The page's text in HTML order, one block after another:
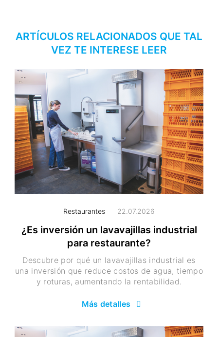
ARTÍCULOS RELACIONADOS QUE TAL
VEZ TE INTERESE LEER
Restaurantes 22.07.2026
¿Es inversión un lavavajillas industrial
para restaurante?
Descubre por qué un lavavajillas industrial es
una inversión que reduce costos de agua, tiempo
y roturas, aumentando la rentabilidad.
Más detalles